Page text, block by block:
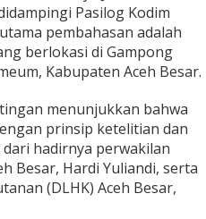
Pasilog Kodim
pembahasan adalah
berlokasi di Gampong
Kabupaten Aceh Besar.
menunjukkan bahwa
prinsip ketelitian dan
hadirnya perwakilan
Besar, Hardi Yuliandi, serta
(DLHK) Aceh Besar,